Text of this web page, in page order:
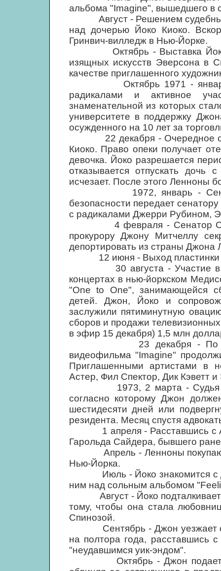
альбома "Imagine", вышедшего в
Август - Решением судебных
над дочерью Йоко Киоко.
Гринвич-вилледж в Нью-Йорке.
Октябрь - Выставка Йоко
изящных искусств Эверсона в
качестве приглашенного
Октябрь 1971 - январь
радикалами и активное
знаменательной из которых
университете в поддержку
осужденного на 10 лет за
22 декабря - Очередное
Киоко. Право опеки получает
девочка. Йоко разрешается
отказывается отпускать
исчезает. После этого Ленноны
1972, январь -
безопасности передает
с радикалами Джерри Рубином,
4 февраля - Сенатор
прокурору Джону Митчеллу
депортировать из страны Джона
12 июня - Выход пластинки
30 августа - Участие в
концертах в нью-йоркском
"One to One", занимающейся
детей. Джон, Йоко и
заслужили пятиминутную
сборов и продажи
в эфир 15 декабря) 1,5 млн
23 декабря - По
видеофильма "Imagine"
Приглашенными артистами в
Астер, Фил Спектор, Дик Кэветт
1973, 2 марта - Судья
согласно которому Джон
шестидесяти дней или
резидента. Месяц спустя
1 апреля - Расставшись с
Гарольда Сайдера, бывшего
Апрель - Ленноны покупают
Нью-Йорка.
Июль - Йоко знакомится с
ним над сольным альбомом
Август - Йоко подталкивает
тому, чтобы она стала
Спинозой.
Сентябрь - Джон уезжает с
на полтора года, расставшись
"неудавшимся уик-эндом".
Октябрь - Джон подает в